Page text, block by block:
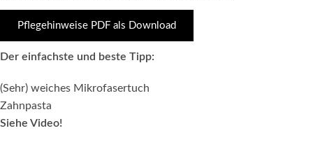
Pflegehinweise PDF als Download
Der einfachste und beste Tipp:
(Sehr) weiches Mikrofasertuch
Zahnpasta
Siehe Video!